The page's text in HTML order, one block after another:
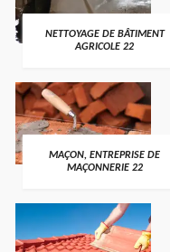
NETTOYAGE DE BÂTIMENT
AGRICOLE 22
MAÇON, ENTREPRISE DE
MAÇONNERIE 22